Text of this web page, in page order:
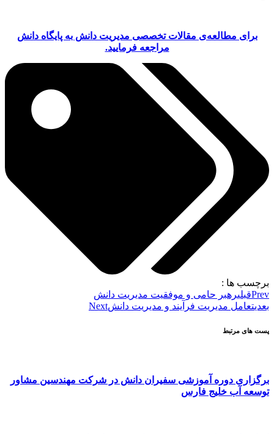
برای مطالعه‌ی مقالات تخصصی مدیریت دانش به پایگاه دانش
مراجعه فرمایید.
برچسب ها :
Prevقبلیرهبر حامی و موفقیت مدیریت دانش
بعدیتعامل مدیریت فرآیند و مدیریت دانشNext
پست های مرتبط
برگزاری دوره آموزشی سفیران دانش در شرکت مهندسین مشاور
توسعه آب خلیج فارس